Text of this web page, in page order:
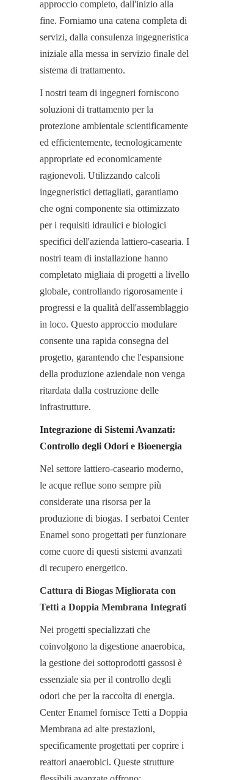
approccio completo, dall'inizio alla
fine. Forniamo una catena completa di
servizi, dalla consulenza ingegneristica
iniziale alla messa in servizio finale del
sistema di trattamento.
I nostri team di ingegneri forniscono
soluzioni di trattamento per la
protezione ambientale scientificamente
ed efficientemente, tecnologicamente
appropriate ed economicamente
ragionevoli. Utilizzando calcoli
ingegneristici dettagliati, garantiamo
che ogni componente sia ottimizzato
per i requisiti idraulici e biologici
specifici dell'azienda lattiero-casearia. I
nostri team di installazione hanno
completato migliaia di progetti a livello
globale, controllando rigorosamente i
progressi e la qualità dell'assemblaggio
in loco. Questo approccio modulare
consente una rapida consegna del
progetto, garantendo che l'espansione
della produzione aziendale non venga
ritardata dalla costruzione delle
infrastrutture.
Integrazione di Sistemi Avanzati:
Controllo degli Odori e Bioenergia
Nel settore lattiero-caseario moderno,
le acque reflue sono sempre più
considerate una risorsa per la
produzione di biogas. I serbatoi Center
Enamel sono progettati per funzionare
come cuore di questi sistemi avanzati
di recupero energetico.
Cattura di Biogas Migliorata con
Tetti a Doppia Membrana Integrati
Nei progetti specializzati che
coinvolgono la digestione anaerobica,
la gestione dei sottoprodotti gassosi è
essenziale sia per il controllo degli
odori che per la raccolta di energia.
Center Enamel fornisce Tetti a Doppia
Membrana ad alte prestazioni,
specificamente progettati per coprire i
reattori anaerobici. Queste strutture